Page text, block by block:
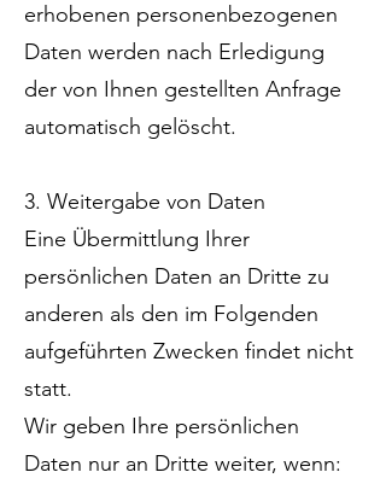
erhobenen personenbezogenen
Daten werden nach Erledigung
der von Ihnen gestellten Anfrage
automatisch gelöscht.
3. Weitergabe von Daten
Eine Übermittlung Ihrer
persönlichen Daten an Dritte zu
anderen als den im Folgenden
aufgeführten Zwecken findet nicht
statt.
Wir geben Ihre persönlichen
Daten nur an Dritte weiter, wenn: